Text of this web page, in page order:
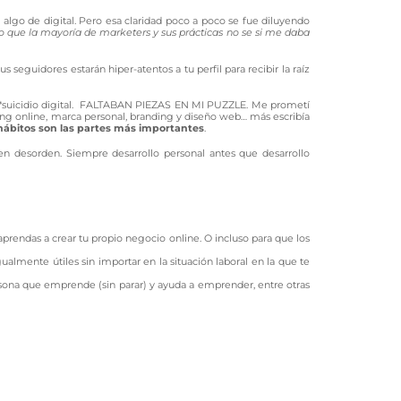
de digital. Pero esa claridad poco a poco se fue diluyendo
que la mayoría de marketers y sus prácticas no se si me daba
seguidores estarán hiper-atentos a tu perfil para recibir la raíz
digital. FALTABAN PIEZAS EN MI PUZZLE. Me prometí
online, marca personal, branding y diseño web… más escribía
son las partes más importantes.
Siempre desarrollo personal antes que desarrollo
a crear tu propio negocio online. O incluso para que los
útiles sin importar en la situación laboral en la que te
que emprende (sin parar) y ayuda a emprender, entre otras